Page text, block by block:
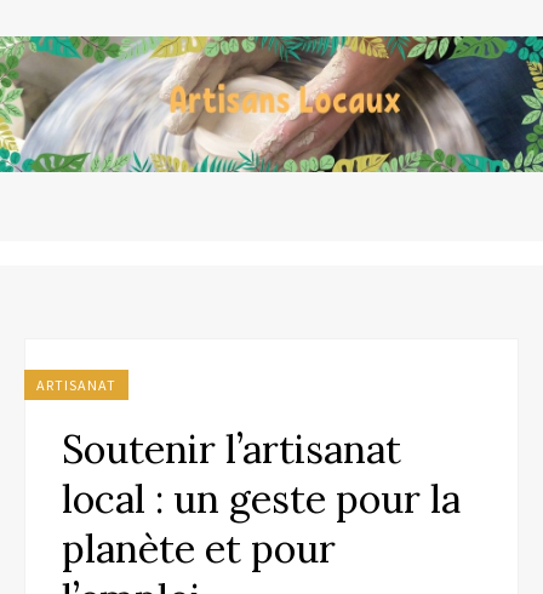
ARTISANAT
Soutenir l’artisanat
local : un geste pour la
planète et pour